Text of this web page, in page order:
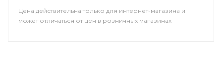
Цена действительна только для интернет-магазина и
может отличаться от цен в розничных магазинах